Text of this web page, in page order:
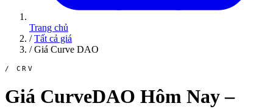
Trang chủ
/ Tất cả giá
/ Giá Curve DAO
/ CRV
Giá CurveDAO Hôm Nay –